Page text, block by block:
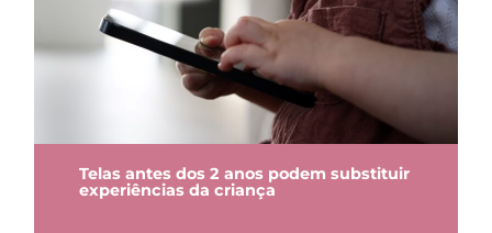
Telas antes dos 2 anos podem substituir
experiências da criança